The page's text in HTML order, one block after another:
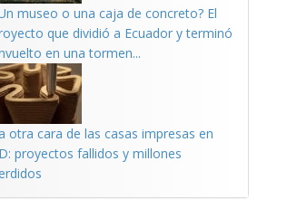
museo o una caja de concreto? El
que dividió a Ecuador y terminó
en una tormen...
otra cara de las casas impresas en
proyectos fallidos y millones